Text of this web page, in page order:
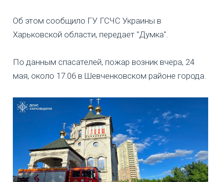
Об этом сообщило ГУ ГСЧС Украины в
Харьковской области, передает "Думка".
По данным спасателей, пожар возник вчера, 24
мая, около 17.06 в Шевченковском районе города.